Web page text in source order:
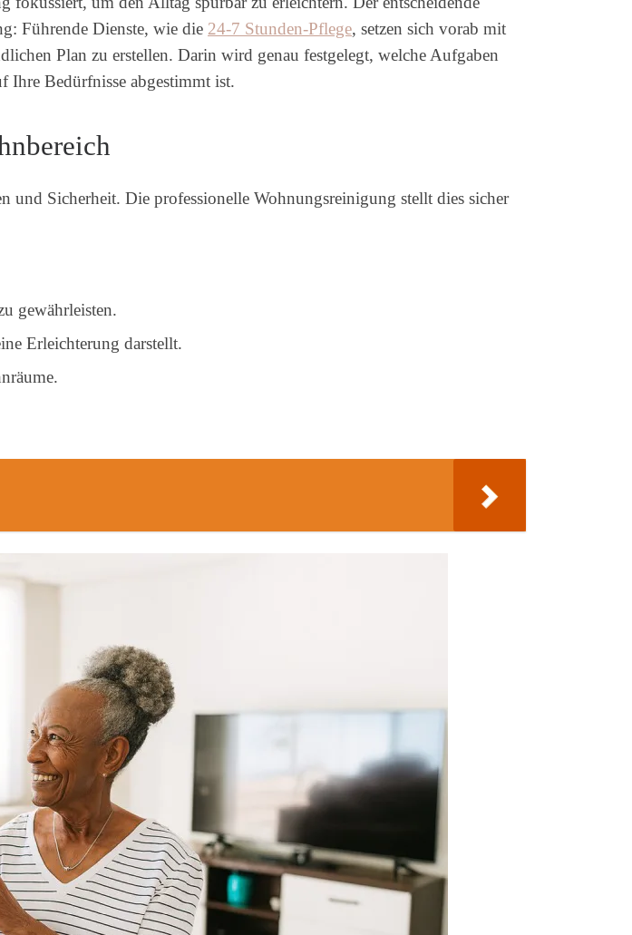
Führende Dienste, wie die 24-7 Stunden-Pflege, setzen sich vorab mit
Plan zu erstellen. Darin wird genau festgelegt, welche Aufgaben
Ihre Bedürfnisse abgestimmt ist.
und Sicherheit. Die professionelle Wohnungsreinigung stellt dies sicher
gewährleisten.
Erleichterung darstellt.